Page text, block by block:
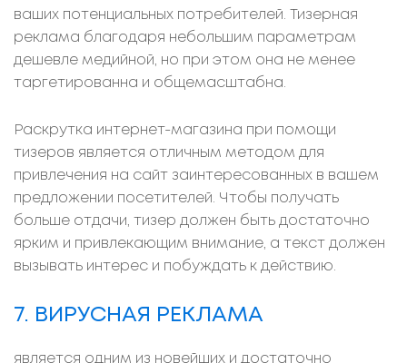
ваших потенциальных потребителей. Тизерная
реклама благодаря небольшим параметрам
дешевле медийной, но при этом она не менее
таргетированна и общемасштабна.
Раскрутка интернет-магазина при помощи
тизеров является отличным методом для
привлечения на сайт заинтересованных в вашем
предложении посетителей. Чтобы получать
больше отдачи, тизер должен быть достаточно
ярким и привлекающим внимание, а текст должен
вызывать интерес и побуждать к действию.
7. ВИРУСНАЯ РЕКЛАМА
является одним из новейших и достаточно